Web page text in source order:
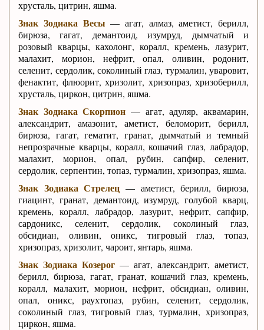
хрусталь, цитрин, яшма.
Знак Зодиака Весы — агат, алмаз, аметист, берилл,
бирюза, гагат, демантоид, изумруд, дымчатый и
розовый кварцы, кахолонг, коралл, кремень, лазурит,
малахит, морион, нефрит, опал, оливин, родонит,
селенит, сердолик, соколиный глаз, турмалин, уваровит,
фенактит, флюорит, хризолит, хризопраз, хризоберилл,
хрусталь, циркон, цитрин, яшма.
Знак Зодиака Скорпион — агат, адуляр, аквамарин,
александрит, амазонит, аметист, беломорит, берилл,
бирюза, гагат, гематит, гранат, дымчатый и темный
непрозрачные кварцы, коралл, кошачий глаз, лабрадор,
малахит, морион, опал, рубин, сапфир, селенит,
сердолик, серпентин, топаз, турмалин, хризопраз, яшма.
Знак Зодиака Стрелец — аметист, берилл, бирюза,
гиацинт, гранат, демантоид, изумруд, голубой кварц,
кремень, коралл, лабрадор, лазурит, нефрит, сапфир,
сардоникс, селенит, сердолик, соколиный глаз,
обсидиан, оливин, оникс, тигровый глаз, топаз,
хризопраз, хризолит, чароит, янтарь, яшма.
Знак Зодиака Козерог — агат, александрит, аметист,
берилл, бирюза, гагат, гранат, кошачий глаз, кремень,
коралл, малахит, морион, нефрит, обсидиан, оливин,
опал, оникс, раухтопаз, рубин, селенит, сердолик,
соколиный глаз, тигровый глаз, турмалин, хризопраз,
циркон, яшма.